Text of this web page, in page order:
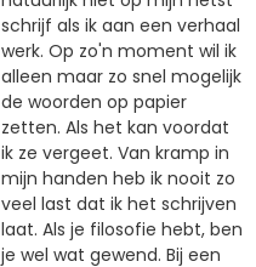
schrijf als ik aan een verhaal
werk. Op zo'n moment wil ik
alleen maar zo snel mogelijk
de woorden op papier
zetten. Als het kan voordat
ik ze vergeet. Van kramp in
mijn handen heb ik nooit zo
veel last dat ik het schrijven
laat. Als je filosofie hebt, ben
je wel wat gewend. Bij een